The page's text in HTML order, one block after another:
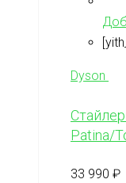
Dyson
Patina/
33 990 ₽